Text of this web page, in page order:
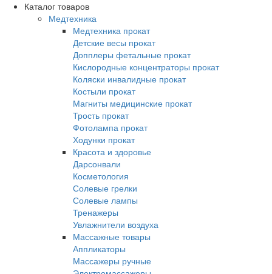
Каталог товаров
Медтехника
Медтехника прокат
Детские весы прокат
Допплеры фетальные прокат
Кислородные концентраторы прокат
Коляски инвалидные прокат
Костыли прокат
Магниты медицинские прокат
Трость прокат
Фотолампа прокат
Ходунки прокат
Красота и здоровье
Дарсонвали
Косметология
Солевые грелки
Солевые лампы
Тренажеры
Увлажнители воздуха
Массажные товары
Аппликаторы
Массажеры ручные